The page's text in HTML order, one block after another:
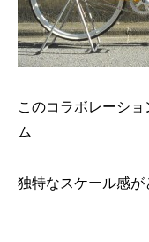
このコラボレーシ
ム
独特なスケール感が